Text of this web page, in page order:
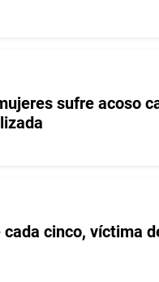
sufre acoso
cinco, víctima